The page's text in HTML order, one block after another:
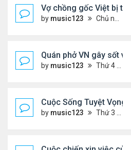
Vợ chồng gốc Việt bị
by music123 Chủ nhật Tháng 12 21, 2025 4:55 pm
Quán phở VN gây sốt
by music123 Thứ 4 Tháng 12 17, 2025 6:13 pm
Cuộc Sống Tuyệt Vọng
by music123 Thứ 3 Tháng 11 25, 2025 2:44 pm